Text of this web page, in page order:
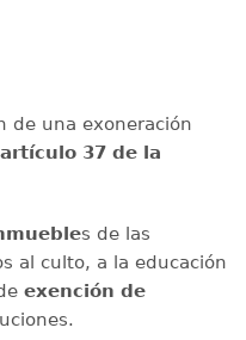
de una exoneración
artículo 37 de la
s de las
al culto, a la educación
exención de